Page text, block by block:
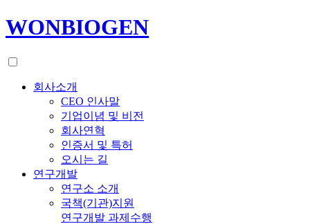
WONBIOGEN
회사소개
CEO 인사말
기업이념 및 비전
회사연혁
인증서 및 특허
오시는 길
연구개발
연구소 소개
국책(기관)지원
연구개발 과제수행